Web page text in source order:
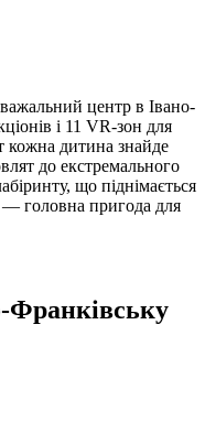
центр в Івано-
і 11 VR-зон для
кожна дитина знайде
до екстремального
що піднімається
головна пригода для
Франківську